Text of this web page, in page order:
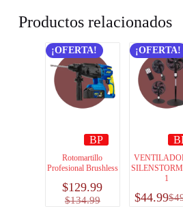
Productos relacionados
¡OFERTA!
BP
Rotomartillo
Profesional Brushless
$134.99
$129.99
¡OFERTA!
1
$
$44.99